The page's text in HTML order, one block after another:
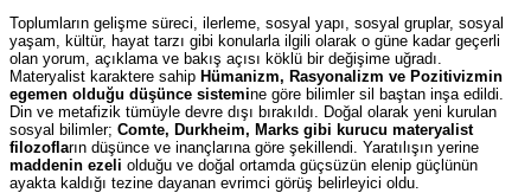
Toplumların gelişme süreci, ilerleme, sosyal yapı, sosyal gruplar, sosyal
yaşam, kültür, hayat tarzı gibi konularla ilgili olarak o güne kadar geçerli
olan yorum, açıklama ve bakış açısı köklü bir değişime uğradı.
Materyalist karaktere sahip Hümanizm, Rasyonalizm ve Pozitivizmin
egemen olduğu düşünce sistemine göre bilimler sil baştan inşa edildi.
Din ve metafizik tümüyle devre dışı bırakıldı. Doğal olarak yeni kurulan
sosyal bilimler; Comte, Durkheim, Marks gibi kurucu materyalist
filozofların düşünce ve inançlarına göre şekillendi. Yaratılışın yerine
maddenin ezeli olduğu ve doğal ortamda güçsüzün elenip güçlünün
ayakta kaldığı tezine dayanan evrimci görüş belirleyici oldu.